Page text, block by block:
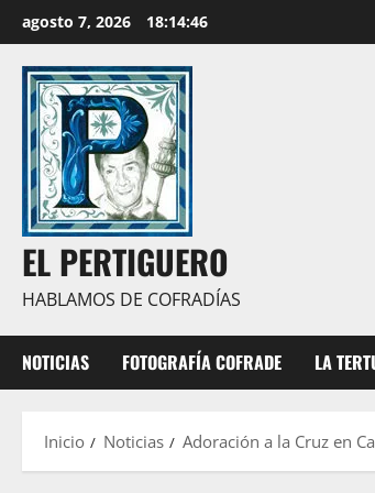
al
contenido
agosto 7, 2026 18:14:47
EL PERTIGUERO
HABLAMOS DE COFRADÍAS
NOTICIAS FOTOGRAFÍA COFRADE LA
Inicio Noticias Adoración a la Cruz en